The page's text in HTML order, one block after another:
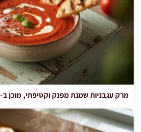
מרק עגבניות שמנת מפנק וקטיפתי, מוכן ב-35 דקות